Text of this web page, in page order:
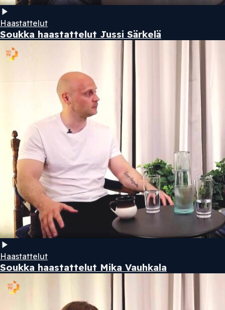
Haastattelut
Soukka haastattelut Jussi Särkelä
Haastattelut
Soukka haastattelut Mika Vauhkala